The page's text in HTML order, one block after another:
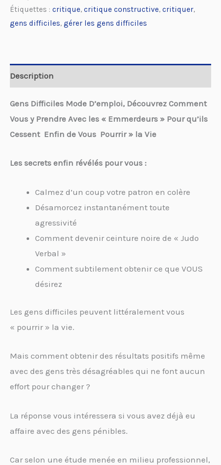
Étiquettes : critique, critique constructive, critiquer,
gens difficiles, gérer les gens difficiles
Description
Gens Difficiles Mode D’emploi, Découvrez Comment
Vous y Prendre Avec les « Emmerdeurs » Pour qu’ils
Cessent Enfin de Vous Pourrir » la Vie
Les secrets enfin révélés pour vous :
Calmez d’un coup votre patron en colère
Désamorcez instantanément toute
agressivité
Comment devenir ceinture noire de « Judo
Verbal »
Comment subtilement obtenir ce que VOUS
désirez
Les gens difficiles peuvent littéralement vous
« pourrir » la vie.
Mais comment obtenir des résultats positifs même
avec des gens très désagréables qui ne font aucun
effort pour changer ?
La réponse vous intéressera si vous avez déjà eu
affaire avec des gens pénibles.
Car selon une étude menée en milieu professionnel,